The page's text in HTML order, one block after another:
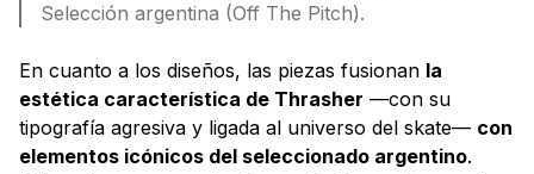
Selección argentina (Off The Pitch).
En cuanto a los diseños, las piezas fusionan la
estética característica de Thrasher —con su
tipografía agresiva y ligada al universo del skate— con
elementos icónicos del seleccionado argentino.